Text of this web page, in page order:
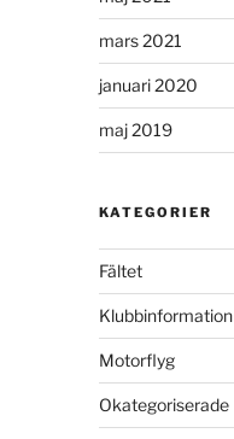
mars 2021
januari 2020
maj 2019
KATEGORIER
Fältet
Klubbinformation
Motorflyg
Okategoriserade